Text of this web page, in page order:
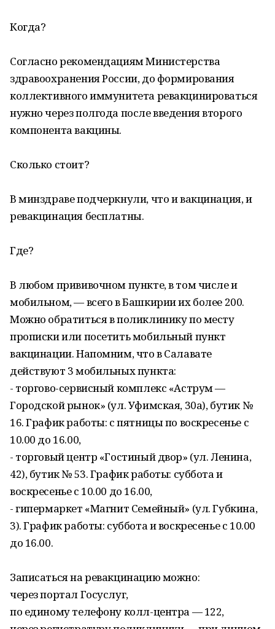
Когда?
Согласно рекомендациям Министерства
здравоохранения России, до формирования
коллективного иммунитета ревакцинироваться
нужно через полгода после введения второго
компонента вакцины.
Сколько стоит?
В минздраве подчеркнули, что и вакцинация, и
ревакцинация бесплатны.
Где?
В любом прививочном пункте, в том числе и
мобильном, — всего в Башкирии их более 200.
Можно обратиться в поликлинику по месту
прописки или посетить мобильный пункт
вакцинации. Напомним, что в Салавате
действуют 3 мобильных пункта:
- торгово-сервисный комплекс «Аструм —
Городской рынок» (ул. Уфимская, 30а), бутик №
16. График работы: с пятницы по воскресенье с
10.00 до 16.00,
- торговый центр «Гостиный двор» (ул. Ленина,
42), бутик № 53. График работы: суббота и
воскресенье с 10.00 до 16.00,
- гипермаркет «Магнит Семейный» (ул. Губкина,
3). График работы: суббота и воскресенье с 10.00
до 16.00.
Записаться на ревакцинацию можно:
через портал Госуслуг,
по единому телефону колл-центра — 122,